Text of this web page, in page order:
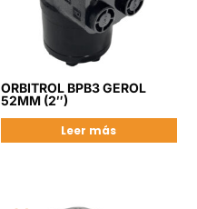
ORBITROL BPB3 GEROL
52MM (2″)
Leer más